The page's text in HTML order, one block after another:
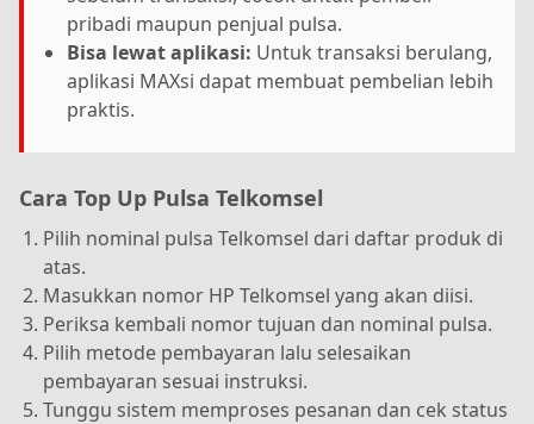
pribadi maupun penjual pulsa.
Bisa lewat aplikasi: Untuk transaksi berulang,
aplikasi MAXsi dapat membuat pembelian lebih
praktis.
Cara Top Up Pulsa Telkomsel
Pilih nominal pulsa Telkomsel dari daftar produk di
atas.
Masukkan nomor HP Telkomsel yang akan diisi.
Periksa kembali nomor tujuan dan nominal pulsa.
Pilih metode pembayaran lalu selesaikan
pembayaran sesuai instruksi.
Tunggu sistem memproses pesanan dan cek status